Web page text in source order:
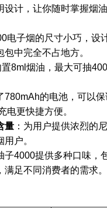
设计，让你随时掌握烟
电子烟的尺寸小巧，设
中完全不占地方。
置8ml烟油，最大可抽
780mAh的电池，可以
电更快捷方便。
量 ：为用户提供浓烈的
户。
子4000提供多种口味，
足不同消费者的需求。